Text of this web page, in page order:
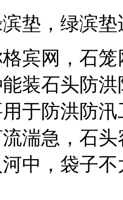
垫，绿滨
宾网，石
装石头防
于防洪防
湍急，石
中，袋子